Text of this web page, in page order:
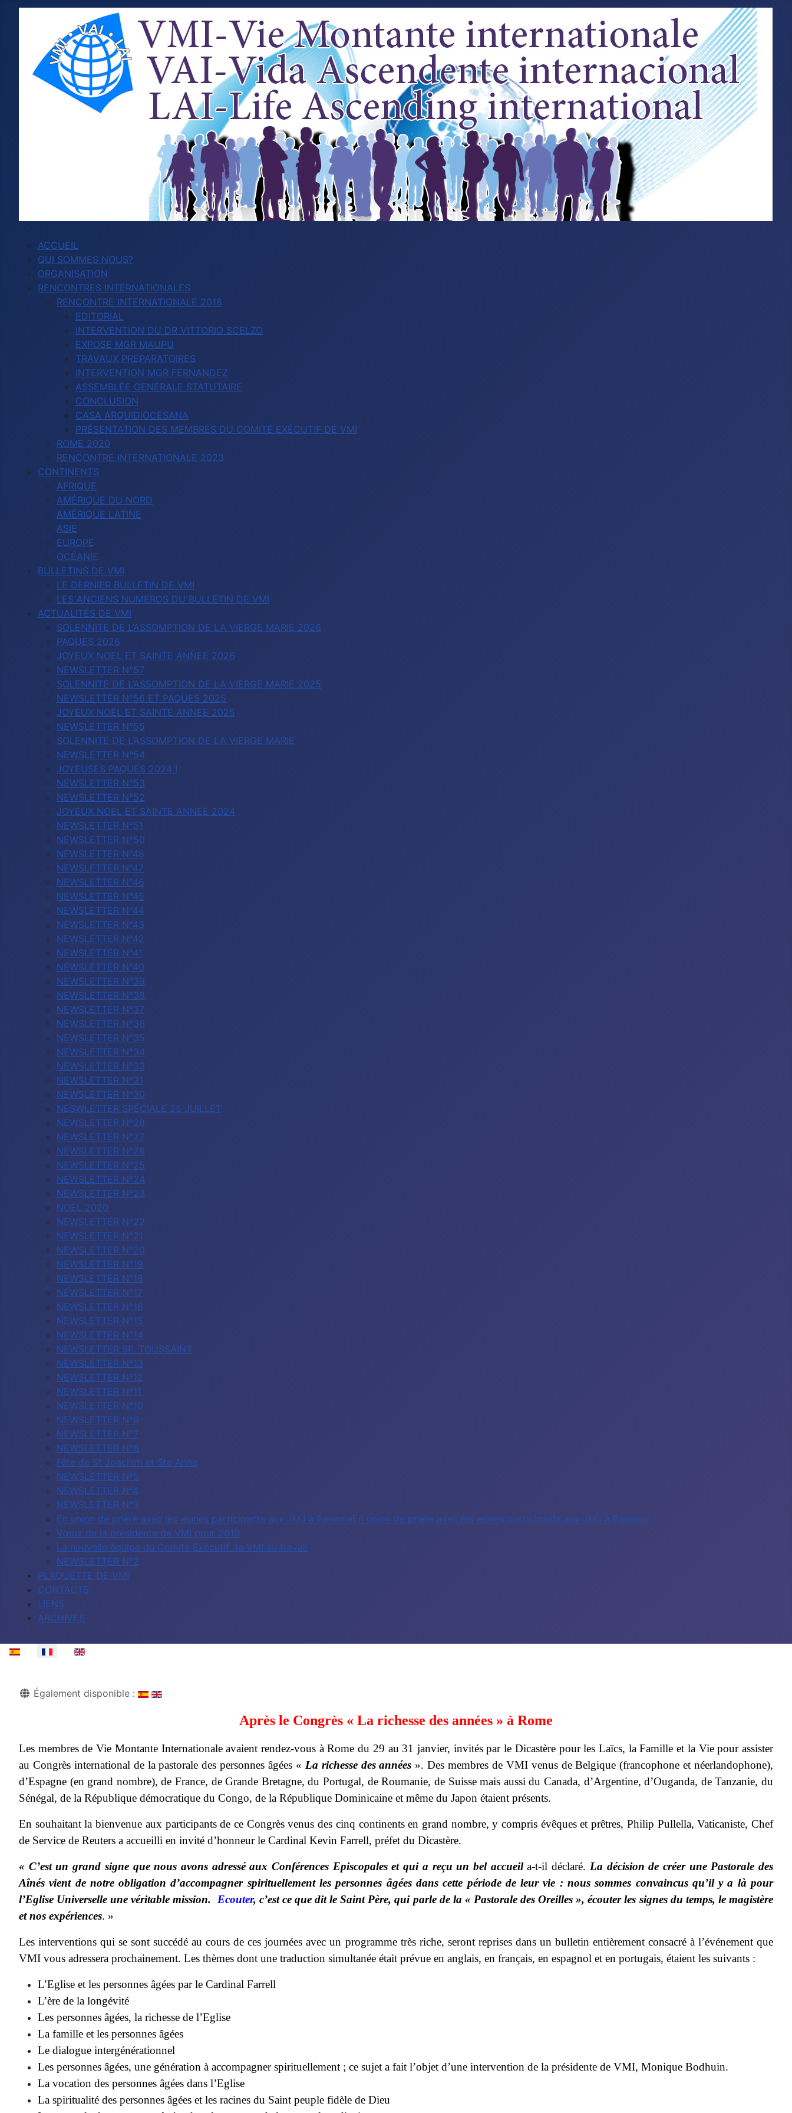
ACCUEIL
QUI SOMMES NOUS?
ORGANISATION
RENCONTRES INTERNATIONALES
RENCONTRE INTERNATIONALE 2018
EDITORIAL
INTERVENTION DU DR VITTORIO SCELZO
EXPOSE MGR MAUPU
TRAVAUX PREPARATOIRES
INTERVENTION MGR FERNANDEZ
ASSEMBLEE GENERALE STATUTAIRE
CONCLUSION
CASA ARQUIDIOCESANA
PRÉSENTATION DES MEMBRES DU COMITÉ EXÉCUTIF DE VMI
ROME 2020
RENCONTRE INTERNATIONALE 2023
CONTINENTS
AFRIQUE
AMÉRIQUE DU NORD
AMÉRIQUE LATINE
ASIE
EUROPE
OCÉANIE
BULLETINS DE VMI
LE DERNIER BULLETIN DE VMI
LES ANCIENS NUMEROS DU BULLETIN DE VMI
ACTUALITÉS DE VMI
SOLENNITE DE L’ASSOMPTION DE LA VIERGE MARIE 2026
PAQUES 2026
JOYEUX NOEL ET SAINTE ANNEE 2026
NEWSLETTER N°57
SOLENNITE DE L’ASSOMPTION DE LA VIERGE MARIE 2025
NEWSLETTER N°56 ET PAQUES 2025
JOYEUX NOEL ET SAINTE ANNEE 2025
NEWSLETTER N°55
SOLENNITE DE L’ASSOMPTION DE LA VIERGE MARIE
NEWSLETTER N°54
JOYEUSES PAQUES 2024 !
NEWSLETTER N°53
NEWSLETTER N°52
JOYEUX NOEL ET SAINTE ANNEE 2024
NEWSLETTER N°51
NEWSLETTER N°50
NEWSLETTER N°48
NEWSLETTER N°47
NEWSLETTER N°46
NEWSLETTER N°45
NEWSLETTER N°44
NEWSLETTER N°43
NEWSLETTER N°42
NEWSLETTER N°41
NEWSLETTER N°40
NEWSLETTER N°39
NEWSLETTER N°38
NEWSLETTER N°37
NEWSLETTER N°36
NEWSLETTER N°35
NEWSLETTER N°34
NEWSLETTER N°33
NEWSLETTER N°31
NEWSLETTER N°30
NESWLETTER SPÉCIALE 25 JUILLET
NEWSLETTER N°28
NEWSLETTER N°27
NEWSLETTER N°26
NEWSLETTER N°25
NEWSLETTER N°24
NEWSLETTER N°23
NOËL 2020
NEWSLETTER N°22
NEWSLETTER N°21
NEWSLETTER N°20
NEWSLETTER N°19
NEWSLETTER N°18
NEWSLETTER N°17
NEWSLETTER N°16
NEWSLETTER N°15
NEWSLETTER N°14
NEWSLETTER SP. TOUSSAINT
NEWSLETTER N°13
NEWSLETTER N°12
NEWSLETTER N°11
NEWSLETTER N°10
NEWSLETTER N°9
NEWSLETTER N°7
NEWSLETTER N°6
Fête de St Joachim et Ste Anne
NEWSLETTER N°5
NEWSLETTER N°4
NEWSLETTER N°3
En union de prière avec les jeunes participants aux JMJ à PanamaEn union de prière avec les jeunes participants aux JMJ à Panama
Vœux de la présidente de VMI pour 2019
La nouvelle équipe du Comité Exécutif de VMI au travail
NEWSLETTER N°2
PLAQUETTE DE VMI
CONTACTS
LIENS
ARCHIVES
Sélectionnez votre langue
DétailsÉgalement disponible :
Après le Congrès « La richesse des années » à Rome
Les membres de Vie Montante Internationale avaient rendez-vous à Rome du 29 au 31 janvier, invités par le Dicastère pour les Laïcs, la Famille et la Vie pour assister
au Congrès international de la pastorale des personnes âgées « La richesse des années ». Des membres de VMI venus de Belgique (francophone et néerlandophone),
d’Espagne (en grand nombre), de France, de Grande Bretagne, du Portugal, de Roumanie, de Suisse mais aussi du Canada, d’Argentine, d’Ouganda, de Tanzanie, du
Sénégal, de la République démocratique du Congo, de la République Dominicaine et même du Japon étaient présents.
En souhaitant la bienvenue aux participants de ce Congrès venus des cinq continents en grand nombre, y compris évêques et prêtres, Philip Pullella, Vaticaniste, Chef
de Service de Reuters a accueilli en invité d’honneur le Cardinal Kevin Farrell, préfet du Dicastère.
« C’est un grand signe que nous avons adressé aux Conférences Episcopales et qui a reçu un bel accueila-t-il déclaré. La décision de créer une Pastorale des
Aînés vient de notre obligation d’accompagner spirituellement les personnes âgées dans cette période de leur vie : nous sommes convaincus qu’il y a là pour
l’Eglise Universelle une véritable mission. Ecouter, c’est ce que dit le Saint Père, qui parle de la « Pastorale des Oreilles », écouter les signes du temps, le magistère
et nos expériences. »
Les interventions qui se sont succédé au cours de ces journées avec un programme très riche, seront reprises dans un bulletin entièrement consacré à l’événement que
VMI vous adressera prochainement. Les thèmes dont une traduction simultanée était prévue en anglais, en français, en espagnol et en portugais, étaient les suivants :
L’Eglise et les personnes âgées par le Cardinal Farrell
L’ère de la longévité
Les personnes âgées, la richesse de l’Eglise
La famille et les personnes âgées
Le dialogue intergénérationnel
Les personnes âgées, une génération à accompagner spirituellement ; ce sujet a fait l’objet d’une intervention de la présidente de VMI, Monique Bodhuin.
La vocation des personnes âgées dans l’Eglise
La spiritualité des personnes âgées et les racines du Saint peuple fidèle de Dieu